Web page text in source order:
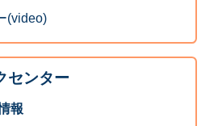
(video)
センター
報